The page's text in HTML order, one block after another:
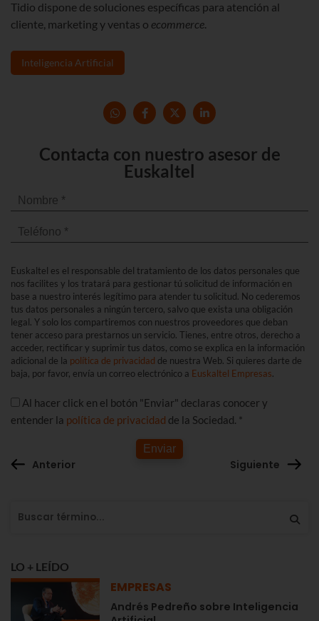
Tidio dispone de soluciones específicas para atención al
cliente, marketing y ventas o ecommerce.
Inteligencia Artificial
Contacta con nuestro asesor de
Euskaltel
Euskaltel es el responsable del tratamiento de los datos personales que
nos facilites y los tratará para gestionar tú solicitud de información en
base a nuestro interés legítimo para atender tu solicitud. No cederemos
tus datos personales a ningún tercero, salvo que exista una obligación
legal. Y solo los compartiremos con nuestros proveedores que deban
tener acceso para prestarnos un servicio. Tienes, entre otros, derecho a
acceder, rectificar y suprimir tus datos, como se explica en la información
adicional de la política de privacidad de nuestra Web. Si quieres darte de
baja, por favor, envía un correo electrónico a Euskaltel Empresas.
Al hacer click en el botón "Enviar" declaras conocer y
entender la política de privacidad de la Sociedad. *
Enviar
Anterior Siguiente
LO + LEÍDO
EMPRESAS
Andrés Pedreño sobre Inteligencia